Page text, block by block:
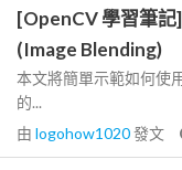
[OpenCV 學習筆記
(Image Blending)
本文將簡單示範如何使
的...
由 logohow1020發文